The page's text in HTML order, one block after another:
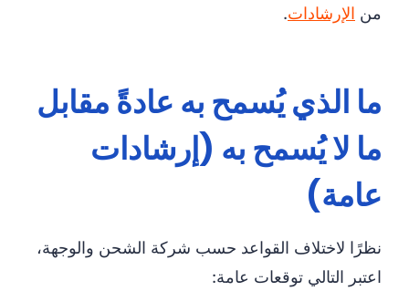
من الإرشادات.
ما الذي يُسمح به عادةً مقابل
ما لا يُسمح به (إرشادات
عامة)
نظرًا لاختلاف القواعد حسب شركة الشحن والوجهة،
اعتبر التالي توقعات عامة: